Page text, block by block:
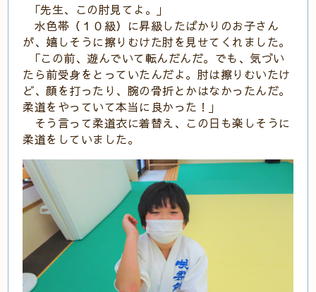
｢先生、この肘見てよ。｣
水色帯（１０級）に昇級したばかりのお子さん
が、嬉しそうに擦りむけた肘を見せてくれました。
｢この前、遊んでいて転んだんだ。でも、気づい
たら前受身をとっていたんだよ。肘は擦りむいたけ
ど、顔を打ったり、腕の骨折とかはなかったんだ。
柔道をやっていて本当に良かった！｣
そう言って柔道衣に着替え、この日も楽しそうに
柔道をしていました。